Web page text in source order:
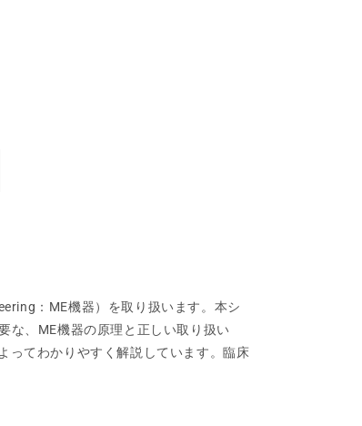
：ME機器）を取り扱います。本シ
な、ME機器の原理と正しい取り扱い
ってわかりやすく解説しています。臨床